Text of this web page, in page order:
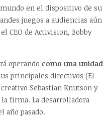
en el dispositivo de su
juegos a audiencias aún
CEO de Activision, Bobby
operando como una unidad
principales directivos (El
Sebastian Knutson y
firma. La desarrolladora
año pasado.